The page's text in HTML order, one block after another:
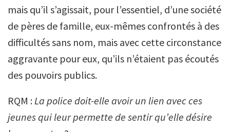
mais qu’il s’agissait, pour l’essentiel, d’une société
de pères de famille, eux-mêmes confrontés à des
difficultés sans nom, mais avec cette circonstance
aggravante pour eux, qu’ils n’étaient pas écoutés
des pouvoirs publics.
RQM :La police doit-elle avoir un lien avec ces
jeunes qui leur permette de sentir qu’elle désire